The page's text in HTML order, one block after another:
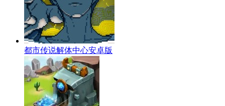
都市传说解体中心安卓版